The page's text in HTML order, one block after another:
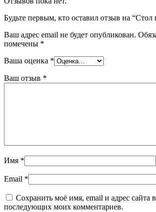
Будьте первым, кто оставил отзыв на “Стол
Ваш адрес email не будет опубликован.
помечены *
Ваша оценка *
Ваш отзыв *
Имя *
Email *
Сохранить моё имя, email и адрес сайта
последующих моих комментариев.